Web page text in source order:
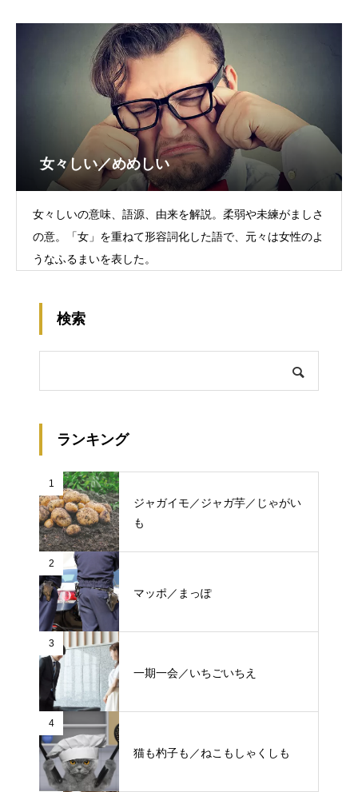
女々しい／めめしい
女々しいの意味、語源、由来を解説。柔弱や未練がましさ
の意。「女」を重ねて形容詞化した語で、元々は女性のよ
うなふるまいを表した。
検索
ランキング
1
ジャガイモ／ジャガ芋／じゃがい
も
2
マッポ／まっぽ
3
一期一会／いちごいちえ
4
猫も杓子も／ねこもしゃくしも